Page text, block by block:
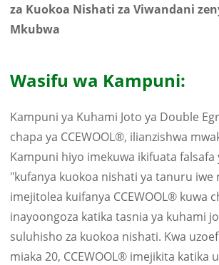
za Kuokoa Nishati za Viwandani
Mkubwa
Wasifu wa Kampuni:
Kampuni ya Kuhami Joto ya Double
chapa ya CCEWOOL®, ilianzishwa
Kampuni hiyo imekuwa ikifuata falsafa
"kufanya kuokoa nishati ya tanuru iwe
imejitolea kuifanya CCEWOOL® kuwa
inayoongoza katika tasnia ya kuhami
suluhisho za kuokoa nishati. Kwa
miaka 20, CCEWOOL® imejikita katika